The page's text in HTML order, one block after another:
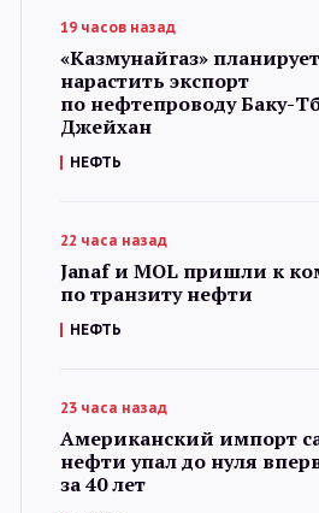
19 часов назад
«Казмунайгаз» планирует
нарастить экспорт
по нефтепроводу Баку-
Джейхан
НЕФТЬ
22 часа назад
Janaf и MOL пришли к
по транзиту нефти
НЕФТЬ
23 часа назад
Американский импорт
нефти упал до нуля
за 40 лет